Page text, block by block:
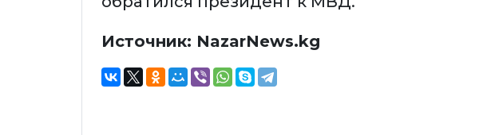
Источник: NazarNews.kg